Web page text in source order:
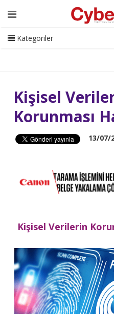
Ana Sayfa Hakkımızda
Danışmanlık
ISC Turkey
CyberMag Logo
Kategoriler
Kişisel
Korunması
13/07/
Kişisel Verilerin